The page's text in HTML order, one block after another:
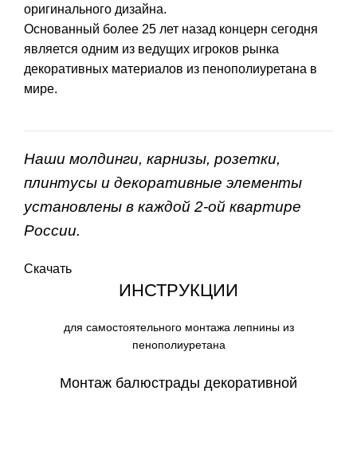
оригинального дизайна.
Основанный более 25 лет назад концерн сегодня
является одним из ведущих игроков рынка
декоративных материалов из пенополиуретана в
мире.
Наши молдинги, карнизы, розетки,
плинтусы и декоративные элементы
установлены в каждой 2-ой квартире
России.
Скачать
ИНСТРУКЦИИ
для самостоятельного монтажа лепнины из
пенополиуретана
Монтаж балюстрады декоративной